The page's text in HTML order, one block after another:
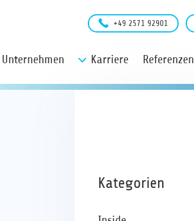
Unternehmen Karriere Referenzen
+49 2571 92901
Kategorien